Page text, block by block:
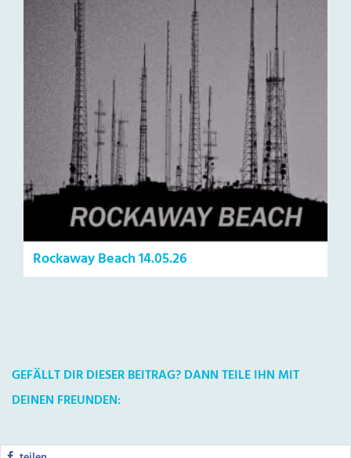
Rockaway Beach 14.05.26
GEFÄLLT DIR DIESER BEITRAG? DANN TEILE IHN MIT
DEINEN FREUNDEN: